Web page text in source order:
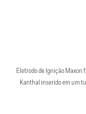
Eletrodo de Ignição Maxon
Kanthal inserido em um